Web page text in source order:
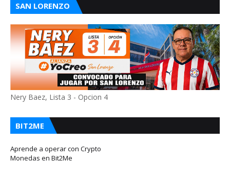
SAN LORENZO
Nery Baez, Lista 3 - Opcion 4
BIT2ME
Aprende a operar con Crypto
Monedas en Bit2Me